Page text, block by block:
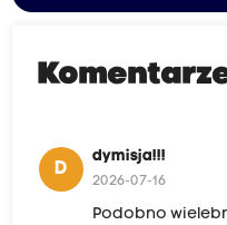
D
dymisja!!!
2026-07-16
Podobno